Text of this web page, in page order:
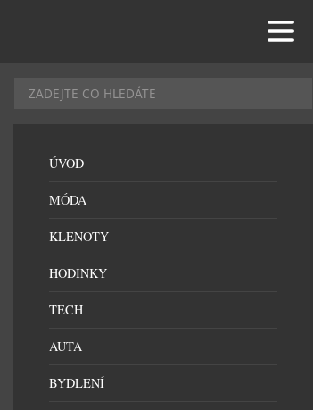
ÚVOD
MÓDA
KLENOTY
HODINKY
TECH
AUTA
BYDLENÍ